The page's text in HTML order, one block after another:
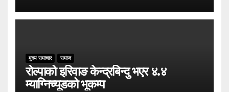
मुख्य समाचार समाज
रोल्पाको इरिवाङ केन्द्रबिन्दु भएर ४.४
म्याग्निच्यूडको भूकम्प